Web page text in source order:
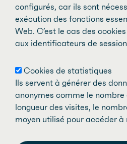
configurés, car ils sont
exécution des fonctions
Web. C’est le cas des
aux identificateurs de
Cookies de statistiques
Ils servent à générer des
anonymes comme le nombre
longueur des visites, le
moyen utilisé pour accéder à
Président de
gériatres du Québec